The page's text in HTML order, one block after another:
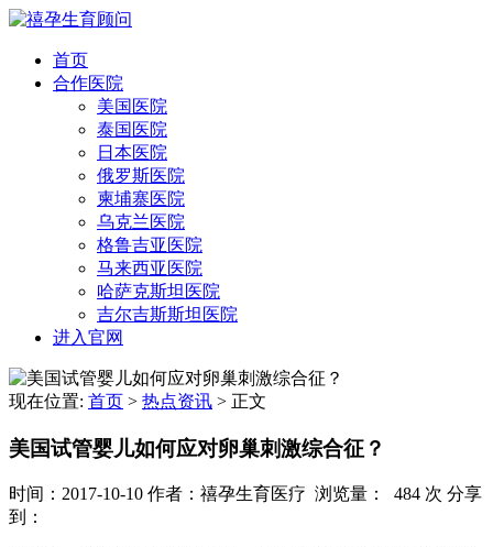
首页
合作医院
美国医院
泰国医院
日本医院
俄罗斯医院
柬埔寨医院
乌克兰医院
格鲁吉亚医院
马来西亚医院
哈萨克斯坦医院
吉尔吉斯斯坦医院
进入官网
现在位置: 首页 > 热点资讯 > 正文
美国试管婴儿如何应对卵巢刺激综合征？
时间：2017-10-10 作者：禧孕生育医疗 浏览量： 484 次 分享
到：